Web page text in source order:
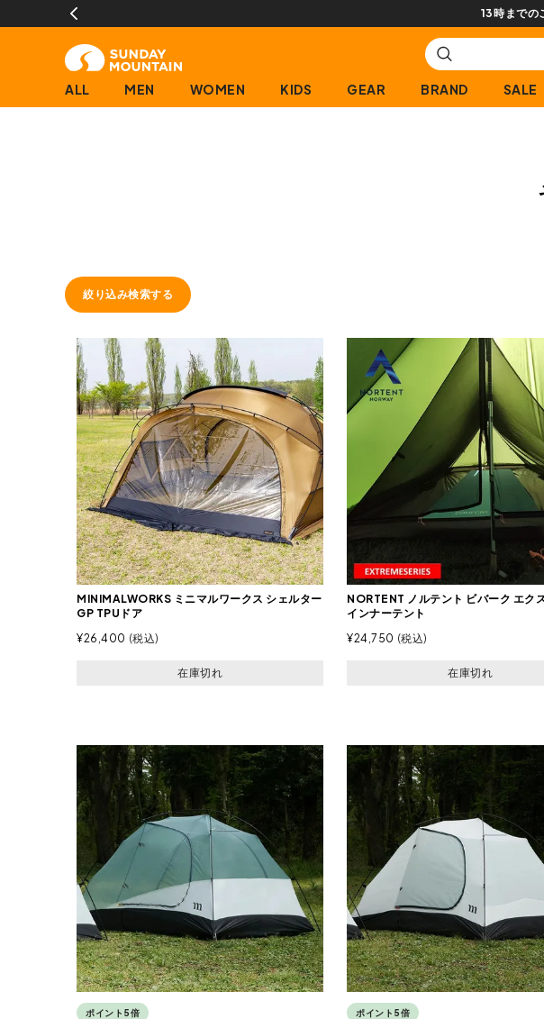
13時までの
ALL MEN WOMEN KIDS GEAR BRAND SALE
絞り込み検索する
MINIMALWORKS ミニマルワークス シェルター
GP TPUドア
¥26,400 税込
在庫切れ
NORTENT ノルテント ビバーク エク
インナーテント
¥24,750 税込
在庫切れ
ポイント5倍 ポイント5倍